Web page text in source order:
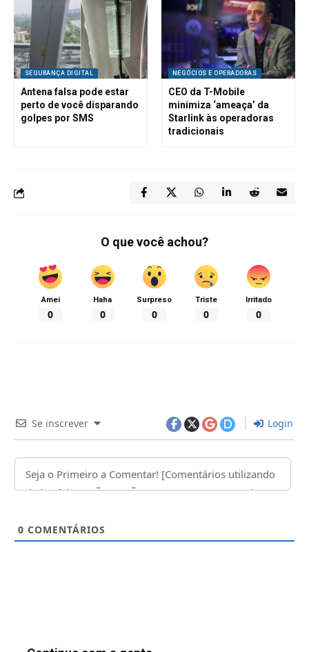
SEGURANÇA DIGITAL
Antena falsa pode estar
perto de você disparando
golpes por SMS
NEGÓCIOS E OPERADORAS
CEO da T-Mobile
minimiza ‘ameaça’ da
Starlink às operadoras
tradicionais
O que você achou?
Amei
0
Haha
0
Surpreso
0
Triste
0
Irritado
0
Se inscrever Login
0 COMENTÁRIOS